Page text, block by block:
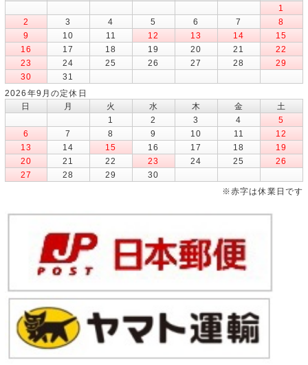
1
2
3 4 5 6 7
8
9
10 11 12 13 14
15
16
17 18 19 20 21
22
23
24 25 26 27 28
29
30
31
2026年9月の定休日
日
月 火 水 木 金
土
1
2 3 4
5
6
7 8 9 10 11
12
13
14 15 16 17 18
19
20
21 22 23 24 25
26
27
28 29
30
※赤字は休業日です